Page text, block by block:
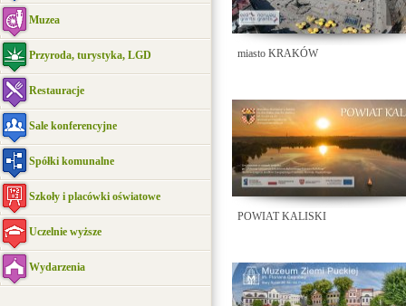
Muzea
Przyroda, turystyka, LGD
Restauracje
Sale konferencyjne
Spółki komunalne
Szkoły i placówki oświatowe
Uczelnie wyższe
Wydarzenia
miasto KRAKÓW
POWIAT KALISKI